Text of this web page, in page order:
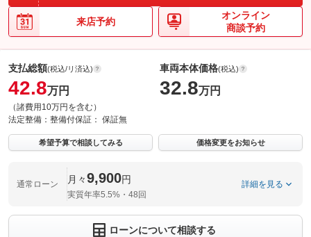
来店予約
オンライン
商談予約
支払総額(税込/リ済込)
42.8万円
（諸費用10万円を含む）
車両本体価格(税込)
32.8万円
法定整備： 整備付保証： 保証無
希望予算で相談してみる 価格変更をお知らせ
通常ローン 月々9,900円
実質年率5.5%・48回
詳細を見る
ローンについて相談する